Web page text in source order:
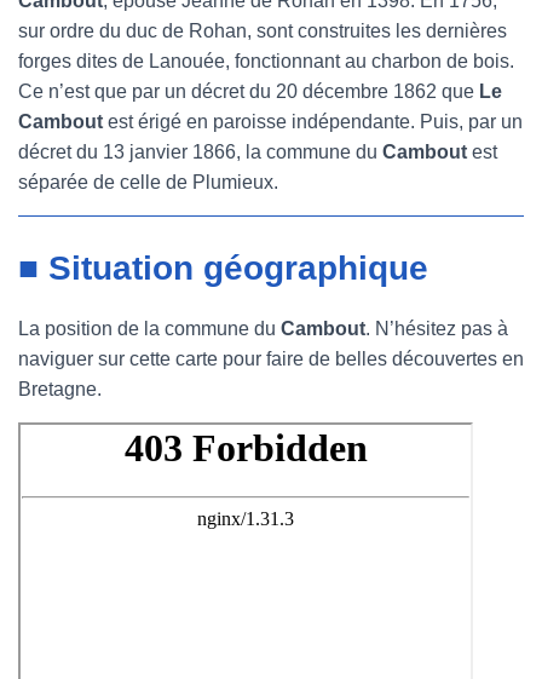
sur ordre du duc de Rohan, sont construites les dernières
forges dites de Lanouée, fonctionnant au charbon de bois.
Ce n’est que par un décret du 20 décembre 1862 que Le
Cambout est érigé en paroisse indépendante. Puis, par un
décret du 13 janvier 1866, la commune du Cambout est
séparée de celle de Plumieux.
■ Situation géographique
La position de la commune du Cambout. N’hésitez pas à
naviguer sur cette carte pour faire de belles découvertes en
Bretagne.